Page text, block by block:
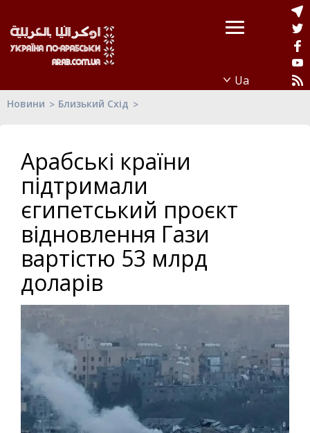
Новини Близький Схід
Арабські країни
підтримали
єгипетський проєкт
відновлення Гази
вартістю 53 млрд
доларів